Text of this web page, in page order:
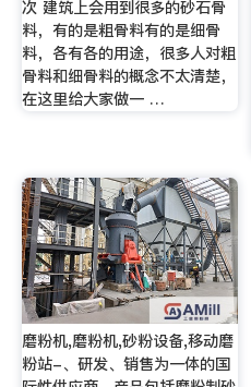
次 建筑上会用到很多的砂石骨
料，有的是粗骨料有的是细骨
料，各有各的用途，很多人对粗
骨料和细骨料的概念不太清楚，
在这里给大家做一 …
磨粉机,磨粉机,砂粉设备,移动磨
粉站-、研发、销售为一体的国